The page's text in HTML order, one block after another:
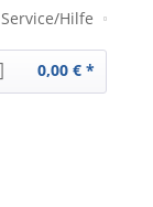
Service/Hilfe
0,00 € *